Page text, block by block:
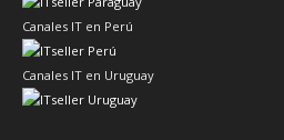
Canales IT en Perú
Canales IT en Uruguay